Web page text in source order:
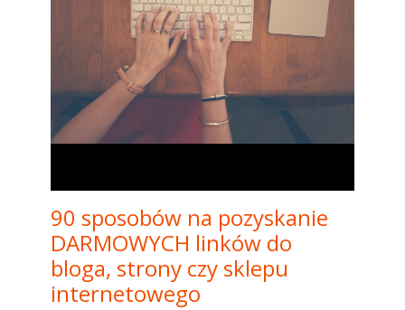
90 sposobów na pozyskanie
DARMOWYCH linków do
bloga, strony czy sklepu
internetowego